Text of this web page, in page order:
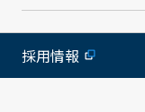
採用情報
情報セキュリティ